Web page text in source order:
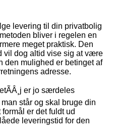
levering til din privatbolig
bliver i regelen en
meget praktisk. Den
vil dog altid vise sig at være
den mulighed er betinget af
adresse.
er jo særdeles
står og skal bruge din
er det fuldt ud
leveringstid for den